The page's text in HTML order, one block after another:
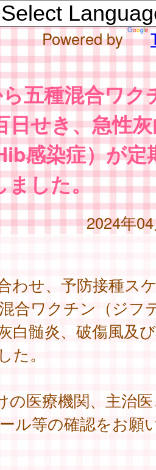
Powered by
五種混合ワク
日せき、急性
感染症）が定
ました。
2024年
わせ、予防接種ス
合ワクチン（ジフ
白髄炎、破傷風及
。
の医療機関、主治
ル等の確認をお願